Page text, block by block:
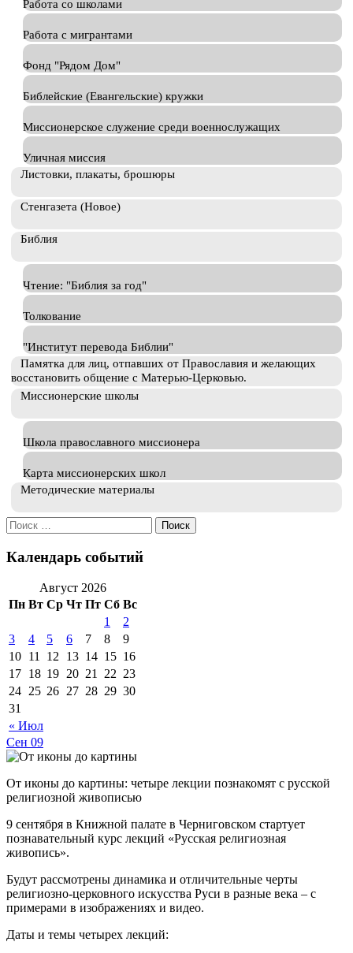
Работа со школами
Работа с мигрантами
Фонд "Рядом Дом"
Библейские (Евангельские) кружки
Миссионерское служение среди военнослужащих
Уличная миссия
Листовки, плакаты, брошюры
Стенгазета (Новое)
Библия
Чтение: "Библия за год"
Толкование
"Институт перевода Библии"
Памятка для лиц, отпавших от Православия и желающих
восстановить общение с Матерью-Церковью.
Миссионерские школы
Школа православного миссионера
Карта миссионерских школ
Методические материалы
Искать:
Календарь событий
Август 2026
Пн Вт Ср Чт Пт Сб Вс
« Июл
1
2
3
4 5 6 7 8
9
10 11 12 13 14 15 16
17 18 19 20 21 22 23
24 25 26 27 28 29 30
31
Сен 09
От иконы до картины: четыре лекции познакомят с русской
религиозной живописью
9 сентября в Книжной палате в Черниговском стартует
познавательный курс лекций «Русская религиозная
живопись».
Будут рассмотрены динамика и отличительные черты
религиозно-церковного искусства Руси в разные века – с
примерами в изображениях и видео.
Даты и темы четырех лекций: